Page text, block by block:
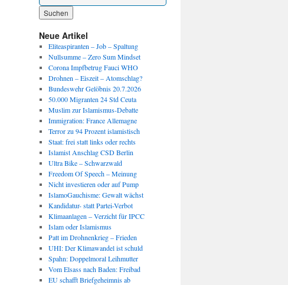
Neue Artikel
Eliteaspiranten – Job – Spaltung
Nullsumme – Zero Sum Mindset
Corona Impfbetrug Fauci WHO
Drohnen – Eiszeit – Atomschlag?
Bundeswehr Gelöbnis 20.7.2026
50.000 Migranten 24 Std Ceuta
Muslim zur Islamismus-Debatte
Immigration: France Allemagne
Terror zu 94 Prozent islamistisch
Staat: frei statt links oder rechts
Islamist Anschlag CSD Berlin
Ultra Bike – Schwarzwald
Freedom Of Speech – Meinung
Nicht investieren oder auf Pump
IslamoGauchisme: Gewalt wächst
Kandidatur- statt Partei-Verbot
Klimaanlagen – Verzicht für IPCC
Islam oder Islamismus
Patt im Drohnenkrieg – Frieden
UHI: Der Klimawandel ist schuld
Spahn: Doppelmoral Leihmutter
Vom Elsass nach Baden: Freibad
EU schafft Briefgeheimnis ab